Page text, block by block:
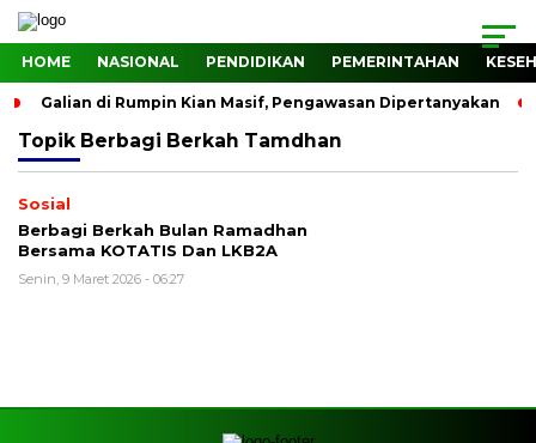
HOME NASIONAL PENDIDIKAN PEMERINTAHAN
Galian di Rumpin Kian Masif, Pengawasan Dipertanyakan
Topik Berbagi Berkah Tamdhan
Sosial
Berbagi Berkah Bulan Ramadhan
Bersama KOTATIS Dan LKB2A
Senin, 9 Maret 2026 - 06:27